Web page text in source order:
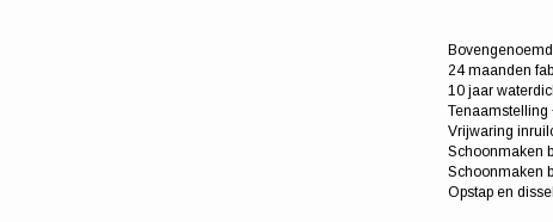
24 maanden
10 jaar
Tenaamstelling
Vrijwaring
Schoonmaken
Schoonmaken
Opstap en